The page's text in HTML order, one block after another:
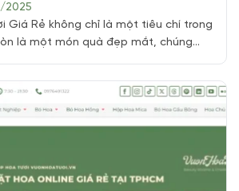
2025
Giá Rẻ không chỉ là một tiêu chí trong
là một món quà đẹp mắt, chúng
hoa tươi giá rẻ là một vấn đề rất
ta [...]